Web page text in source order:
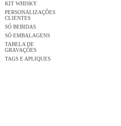
KIT WHISKY
PERSONALIZAÇÕES
CLIENTES
SÓ BEBIDAS
SÓ EMBALAGENS
TABELA DE
GRAVAÇÕES
TAGS E APLIQUES